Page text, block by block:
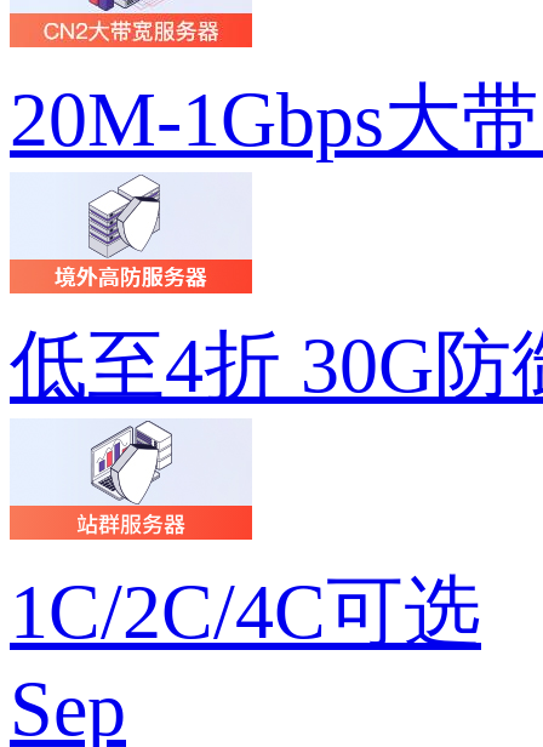
20M-1Gbps大
低至4折 30G防
1C/2C/4C可选
Sep